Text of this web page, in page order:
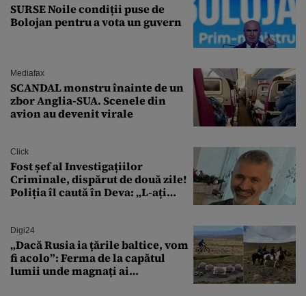
SURSE Noile condiții puse de
Bolojan pentru a vota un guvern
Mediafax
SCANDAL monstru înainte de un
zbor Anglia-SUA. Scenele din
avion au devenit virale
Click
Fost șef al Investigațiilor
Criminale, dispărut de două zile!
Poliția îl caută în Deva: „L-ați
Digi24
„Dacă Rusia ia țările baltice, vom
fi acolo”: Ferma de la capătul
lumii unde magnați ai